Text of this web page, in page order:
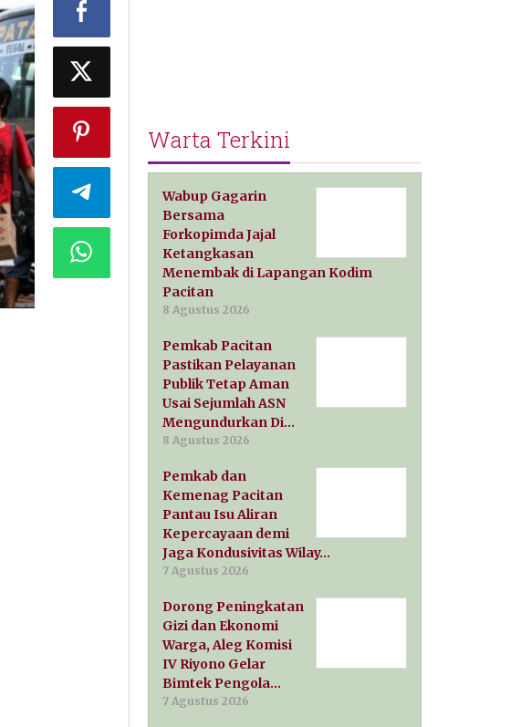
Warta Terkini
Wabup Gagarin
Bersama
Forkopimda Jajal
Ketangkasan
Menembak di Lapangan Kodim
Pacitan
8 Agustus 2026
Pemkab Pacitan
Pastikan Pelayanan
Publik Tetap Aman
Usai Sejumlah ASN
Mengundurkan Di…
8 Agustus 2026
Pemkab dan
Kemenag Pacitan
Pantau Isu Aliran
Kepercayaan demi
Jaga Kondusivitas Wilay…
7 Agustus 2026
Dorong Peningkatan
Gizi dan Ekonomi
Warga, Aleg Komisi
IV Riyono Gelar
Bimtek Pengola…
7 Agustus 2026